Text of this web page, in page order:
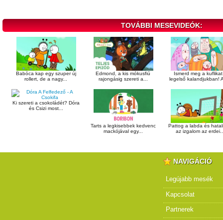
TOVÁBBI MESEVIDEÓK:
Babóca kap egy szuper új
rollert, de a nagy...
Edmond, a kis mókusfiú
rajongásig szereti a...
Ismerd meg a
legelső kalandjukban!
Ki szereti a csokoládét? Dóra
és Csizi most...
Tarts a legkisebbek kedvenc
mackójával egy...
Pattog a labda és
az izgalom az
NAVIGÁCIÓ
Legújabb mesék
Kapcsolat
Partnerek